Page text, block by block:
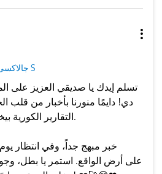
جالاكسى S
تسلم إيدك يا صديقي العزيز على
دي! دايمًا منورنا بأخبار من
التقارير الكورية بيخلينا دايمًا سابقين بخطوة.